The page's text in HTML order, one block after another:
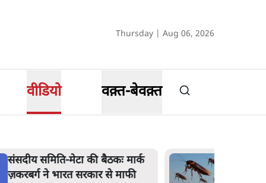
Thursday | Aug 06, 2026
वीडियो वक़्त-बेवक़्त
‘राष्ट्रविरोधी’ नैरेटिव का सच:
कॉकरोचों ने बदल दी सत्ता और संघ